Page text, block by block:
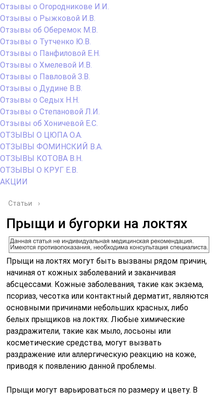
Отзывы о Огородникове И.И.
Отзывы о Рыжковой И.В.
Отзывы об Оберемок М.В.
Отзывы о Тутченко Ю.В.
Отзывы о Панфиловой Е.Н.
Отзывы о Хмелевой И.В.
Отзывы о Павловой З.В.
Отзывы о Дудине В.В.
Отзывы о Седых Н.Н.
Отзывы о Степановой Л.И.
Отзывы об Хоничевой Е.С.
ОТЗЫВЫ О ЦЮПА О.А.
ОТЗЫВЫ ФОМИНСКИЙ В.А.
ОТЗЫВЫ КОТОВА В.Н.
ОТЗЫВЫ О КРУГ Е.В.
АКЦИИ
Статьи ›
Прыщи и бугорки на локтях
Прыщи на локтях могут быть вызваны рядом причин,
начиная от кожных заболеваний и заканчивая
абсцессами. Кожные заболевания, такие как экзема,
псориаз, чесотка или контактный дерматит, являются
основными причинами небольших красных, либо
белых прыщиков на локтях. Любые химические
раздражители, такие как мыло, лосьоны или
косметические средства, могут вызвать
раздражение или аллергическую реакцию на коже,
приводя к появлению данной проблемы.
Прыщи могут варьироваться по размеру и цвету. В